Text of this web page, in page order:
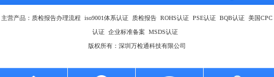
主营产品：质检报告办理流程 iso9001体系认证 质检报告 ROHS认证 PSE认证 BQB认证 美国CPC
认证 企业标准备案 MSDS认证
版权所有：深圳万检通科技有限公司